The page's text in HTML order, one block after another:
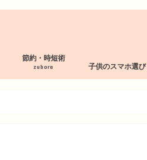
節約・時短術
zubora 子供のスマホ選び